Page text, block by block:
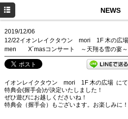
NEWS
2019/12/06
12/22イオンレイクタウン mori 1F 木の広
men X´masコンサート ～天翔る雪の宴～
イオンレイクタウン mori 1F 木の広場 に
特典会(握手会)が決定いたしました！
ぜひ遊びにお越しくださいね！
特典会（握手会）もございます。お楽しみに！
NEWS
PROFILE
SCHEDULE
DISCOGRAPHY
お仕事のご依頼